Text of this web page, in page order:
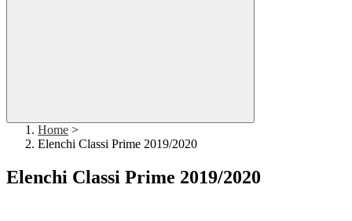
Home >
Elenchi Classi Prime 2019/2020
Elenchi Classi Prime 2019/2020